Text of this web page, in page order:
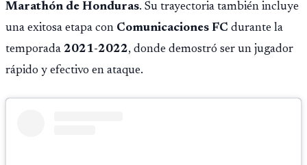
Marathón de Honduras. Su trayectoria también incluye
una exitosa etapa con Comunicaciones FC durante la
temporada 2021-2022, donde demostró ser un jugador
rápido y efectivo en ataque.